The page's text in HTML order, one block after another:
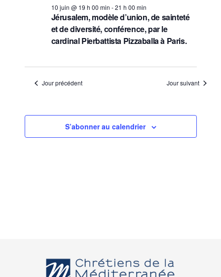
Jérusalem, modèle d’union, de sainteté
et de diversité, conférence, par le
cardinal Pierbattista Pizzaballa à Paris.
10 juin @ 19 h 00 min -21 h 00 min
Jour précédent Jour suivant
S’abonner au calendrier